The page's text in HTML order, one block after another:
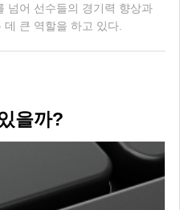
넘어 선수들의 경기력 향상과
큰 역할을 하고 있다.
을까?